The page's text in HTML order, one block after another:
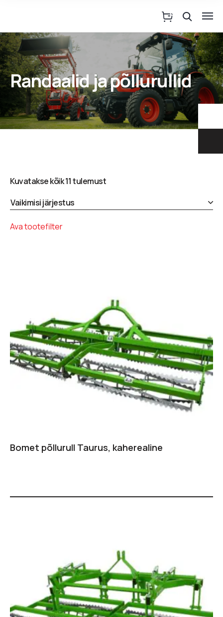
Randaalid ja põllurullid
Kuvatakse kõik 11 tulemust
Ava tootefilter
Bomet põllurull Taurus, kaherealine